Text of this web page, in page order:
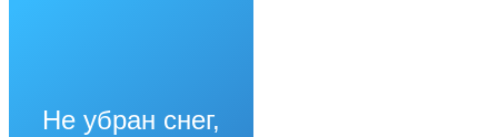
Не убран снег,